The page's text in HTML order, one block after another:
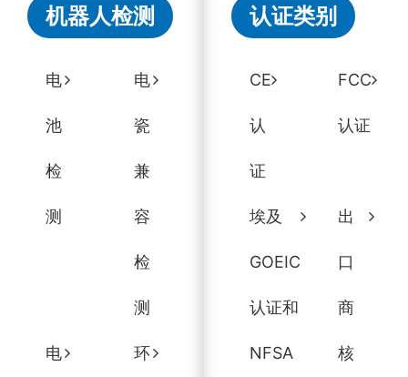
机器人检测
电
池
检
测
电
瓷
兼
容
检
测
电 环
认证类别
CE
认
证
FCC
认证
埃及
GOEIC
认证和
NFSA
出
口
商
核